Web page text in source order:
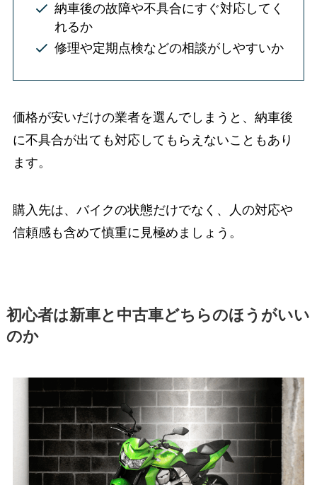
納車後の故障や不具合にすぐ対応してく
れるか
修理や定期点検などの相談がしやすいか
価格が安いだけの業者を選んでしまうと、納車後
に不具合が出ても対応してもらえないこともあり
ます。
購入先は、バイクの状態だけでなく、人の対応や
信頼感も含めて慎重に見極めましょう。
初心者は新車と中古車どちらのほうがいい
のか